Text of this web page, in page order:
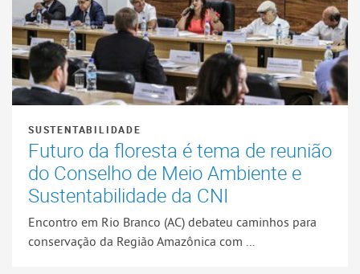
SUSTENTABILIDADE
Futuro da floresta é tema de reunião
do Conselho de Meio Ambiente e
Sustentabilidade da CNI
Encontro em Rio Branco (AC) debateu caminhos para
conservação da Região Amazônica com ...